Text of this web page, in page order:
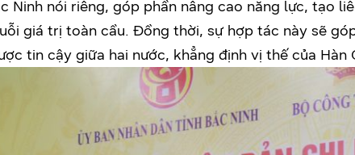
Ninh nói riêng, góp phần nâng cao năng lực, tạo
giá trị toàn cầu. Đồng thời, sự hợp tác này sẽ
tin cậy giữa hai nước, khẳng định vị thế của